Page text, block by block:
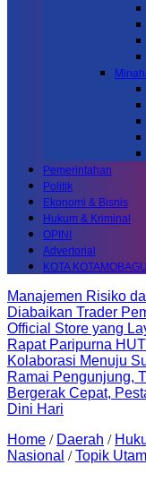
Pemerintahan
Politik
Ekonomi & Bisnis
Hukum & Kriminal
OPINI
Advertorial
KOTA KOTAMOBAGU
Manajemen Risiko
Diabaikan Trader
Official Store yang
Rapat Paripurna
Kolaborasi Menuju
Ramai Pengunjung,
Bergerak Cepat,
Dini Hari
Home / Daerah /
Nasional /Topik